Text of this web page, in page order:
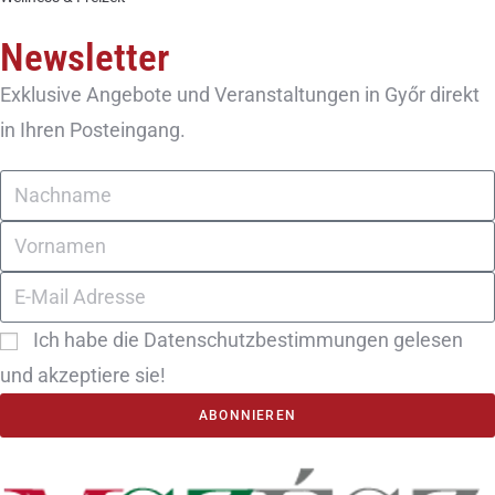
Newsletter
Exklusive Angebote und Veranstaltungen in Győr direkt
in Ihren Posteingang.
Ich habe die Datenschutzbestimmungen gelesen
und akzeptiere sie!
ABONNIEREN